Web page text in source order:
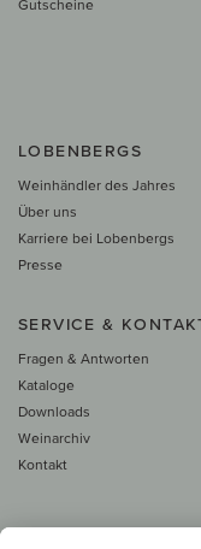
Gutscheine
LOBENBERGS
Weinhändler des Jahres
Über uns
Karriere bei Lobenbergs
Presse
SERVICE &
Fragen & Antworten
Kataloge
Downloads
Weinarchiv
Kontakt